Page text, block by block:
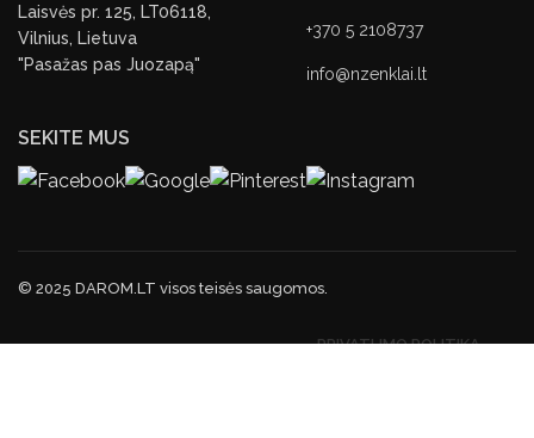
Laisvės pr. 125, LT06118,
Vilnius, Lietuva
"Pasažas pas Juozapą"
+370 5 2108737
info@nzenklai.lt
SEKITE MUS
© 2025 DAROM.LT visos teisės saugomos.
PRIVATUMO POLITIKA